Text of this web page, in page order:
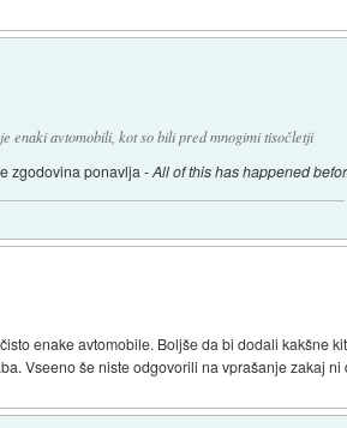
enaki avtomobili, kot so bili pred mnogimi tisočletji
zgodovina ponavlja -All of this has happened
enake avtomobile. Boljše da bi dodali kakšne
Vseeno še niste odgovorili na vprašanje zakaj